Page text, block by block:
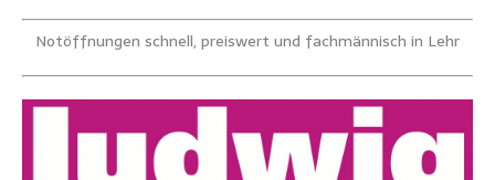
Notöffnungen schnell, preiswert und fachmännisch in Lehr